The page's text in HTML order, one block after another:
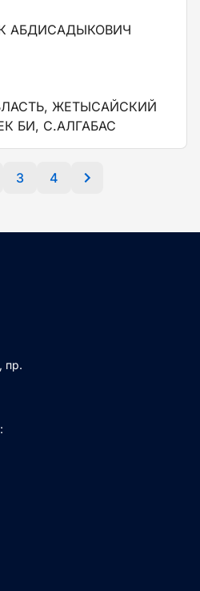
АБДИСАДЫКОВИЧ
ЖЕТЫСАЙСКИЙ
БИ, С.АЛГАБАС
3 4
пр.